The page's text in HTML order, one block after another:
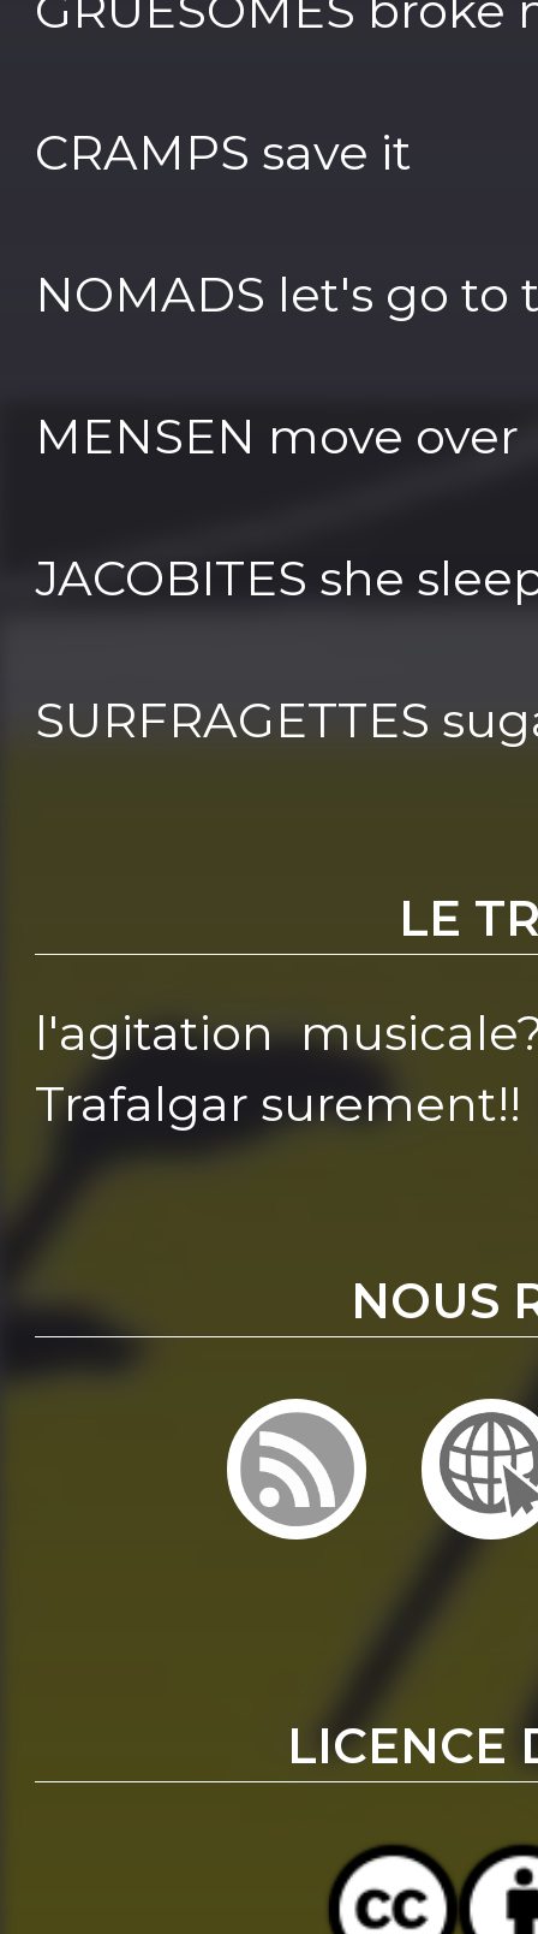
CRAMPS save it
NOMADS let's go to
MENSEN move over
JACOBITES she
SURFRAGETTES
LE
l'agitation
Trafalgar surement!!
NOUS
LICENCE